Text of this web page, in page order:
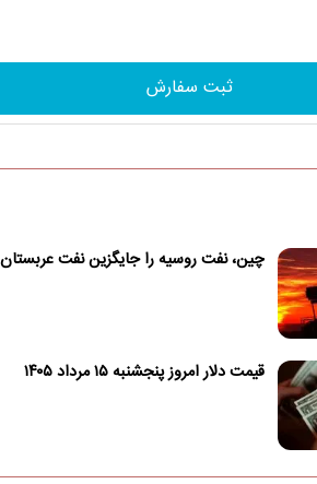
ثبت سفارش
چین، نفت روسیه را جایگزین نفت
قیمت دلار امروز پنجشنبه ۱۵ مرداد ۱۴۰۵